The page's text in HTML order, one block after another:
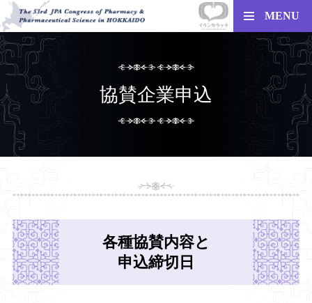
MENU
協賛企業申込
各種協賛内容と
申込締切日